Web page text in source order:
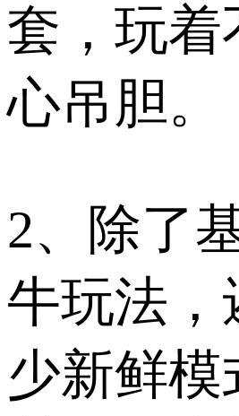
套，玩着
心吊胆。​
2、除了
牛玩法，
少新鲜模